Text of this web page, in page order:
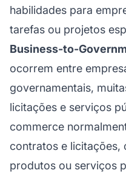
habilidades para
tarefas ou projetos
Business-to-
ocorrem entre
governamentais,
licitações e serviços
commerce
contratos e licitações,
produtos ou serviços